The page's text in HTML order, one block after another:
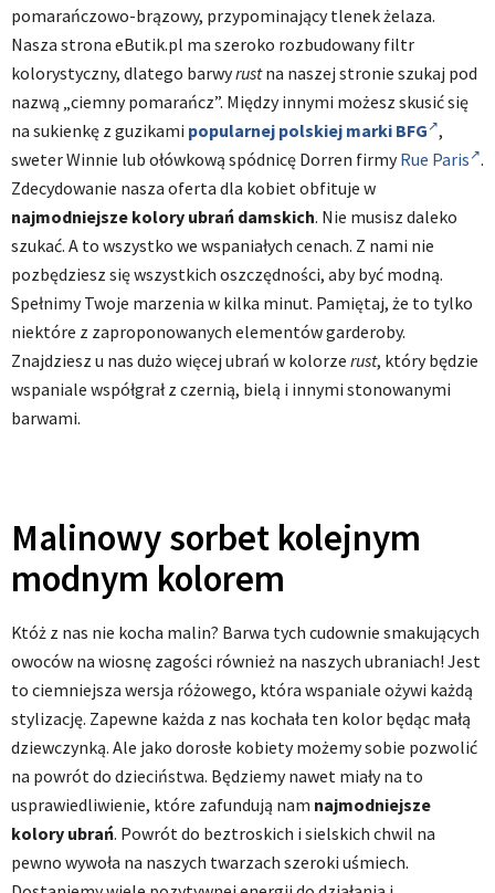
pomarańczowo-brązowy, przypominający tlenek żelaza.
Nasza strona eButik.pl ma szeroko rozbudowany filtr
kolorystyczny, dlatego barwyrustna naszej stronie szukaj pod
nazwą „ciemny pomarańcz”. Między innymi możesz skusić się
na sukienkę z guzikami popularnej polskiej marki BFG ,
sweter Winnie lub ołówkową spódnicę Dorren firmyRue Paris .
Zdecydowanie nasza oferta dla kobiet obfituje w
najmodniejsze kolory ubrań damskich. Nie musisz daleko
szukać. A to wszystko we wspaniałych cenach. Z nami nie
pozbędziesz się wszystkich oszczędności, aby być modną.
Spełnimy Twoje marzenia w kilka minut. Pamiętaj, że to tylko
niektóre z zaproponowanych elementów garderoby.
Znajdziesz u nas dużo więcej ubrań w kolorze rust, który będzie
wspaniale współgrał z czernią, bielą i innymi stonowanymi
barwami.
Malinowy sorbet kolejnym
modnym kolorem
Któż z nas nie kocha malin? Barwa tych cudownie smakujących
owoców na wiosnę zagości również na naszych ubraniach! Jest
to ciemniejsza wersja różowego, która wspaniale ożywi każdą
stylizację. Zapewne każda z nas kochała ten kolor będąc małą
dziewczynką. Ale jako dorosłe kobiety możemy sobie pozwolić
na powrót do dzieciństwa. Będziemy nawet miały na to
usprawiedliwienie, które zafundują nam najmodniejsze
kolory ubrań. Powrót do beztroskich i sielskich chwil na
pewno wywoła na naszych twarzach szeroki uśmiech.